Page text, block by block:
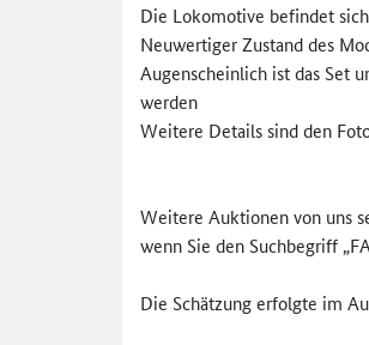
Die Lokomotive befindet
Neuwertiger Zustand des
Augenscheinlich ist das Set
werden
Weitere Details sind den
Weitere Auktionen von uns
wenn Sie den Suchbegriff
Die Schätzung erfolgte im